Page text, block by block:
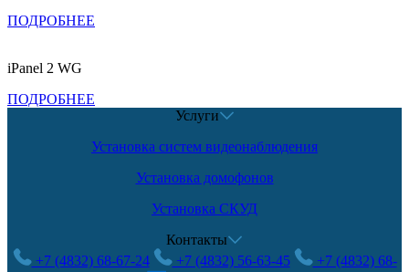
ПОДРОБНЕЕ
iPanel 2 WG
ПОДРОБНЕЕ
Услуги
Установка систем видеонаблюдения
Установка домофонов
Установка СКУД
Контакты
+7 (4832) 68-67-24
+7 (4832) 56-63-45
+7 (4832) 68-